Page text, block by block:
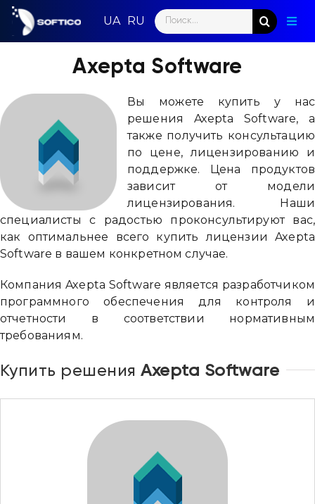
Skip
content
Search
for:
Axepta Software
Вы можете купить у нас
решения Axepta Software, а
также получить консультацию
по цене, лицензированию и
поддержке. Цена продуктов
зависит от модели
лицензирования. Наши
специалисты с радостью проконсультируют вас,
как оптимальнее всего купить лицензии Axepta
Software в вашем конкретном случае.
Компания Axepta Software является разработчиком
программного обеспечения для контроля и
отчетности в соответствии нормативным
требованиям.
Купить решенияAxepta Software